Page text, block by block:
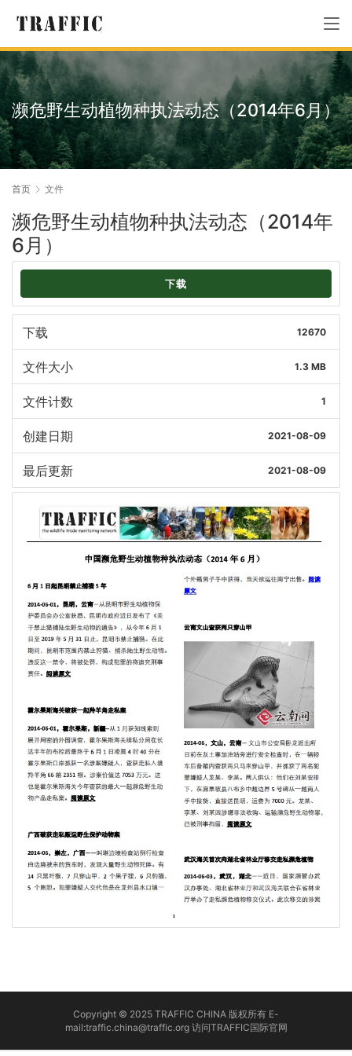
濒危野生动植物种执法动态（2014年6月）
首页 文件
濒危野生动植物种执法动态（2014年
6月）
下载
下载 12670
文件大小 1.3 MB
文件计数 1
创建日期 2021-08-09
最后更新 2021-08-09
Copyright © 2025 TRAFFIC CHINA 版权所有 E-
mail:traffic.china@traffic.org 访问TRAFFIC国际官网